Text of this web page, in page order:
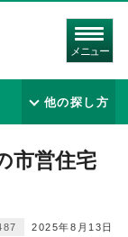
メニュー
他の探し方
市営住宅
2025年8月13日